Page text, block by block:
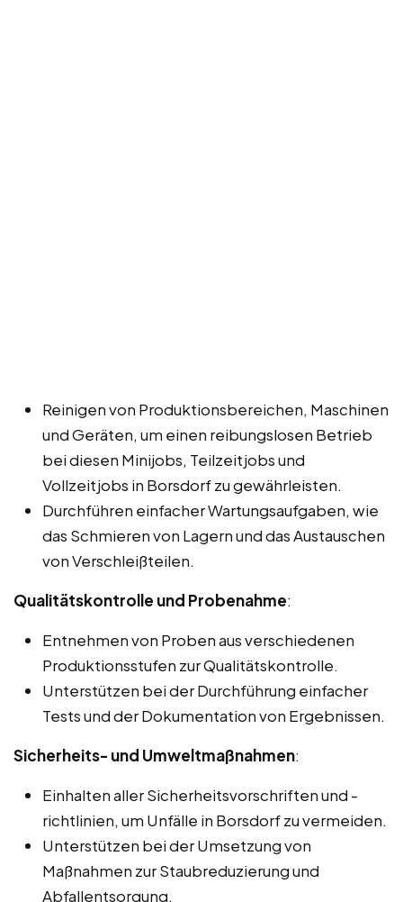
Reinigen von Produktionsbereichen, Maschinen
und Geräten, um einen reibungslosen Betrieb
bei diesen Minijobs, Teilzeitjobs und
Vollzeitjobs in Borsdorf zu gewährleisten.
Durchführen einfacher Wartungsaufgaben, wie
das Schmieren von Lagern und das Austauschen
von Verschleißteilen.
Qualitätskontrolle und Probenahme:
Entnehmen von Proben aus verschiedenen
Produktionsstufen zur Qualitätskontrolle.
Unterstützen bei der Durchführung einfacher
Tests und der Dokumentation von Ergebnissen.
Sicherheits- und Umweltmaßnahmen:
Einhalten aller Sicherheitsvorschriften und -
richtlinien, um Unfälle in Borsdorf zu vermeiden.
Unterstützen bei der Umsetzung von
Maßnahmen zur Staubreduzierung und
Abfallentsorgung.